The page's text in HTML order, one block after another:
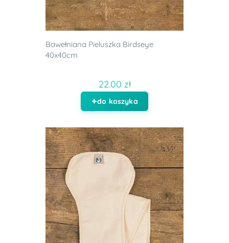
Bawełniana Pieluszka Birdseye
40x40cm
22.00 zł
do koszyka